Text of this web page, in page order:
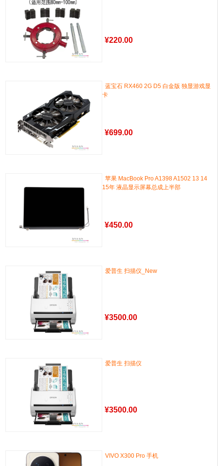
¥220.00
蓝宝石 RX460 2G D5 白金版 独显游戏显
卡
¥699.00
苹果 MacBook Pro A1398 A1502 13 14
15年 液晶显示屏幕总成上半部
¥450.00
爱普生 扫描仪_New
¥3500.00
爱普生 扫描仪
¥3500.00
VIVO X300 Pro 手机